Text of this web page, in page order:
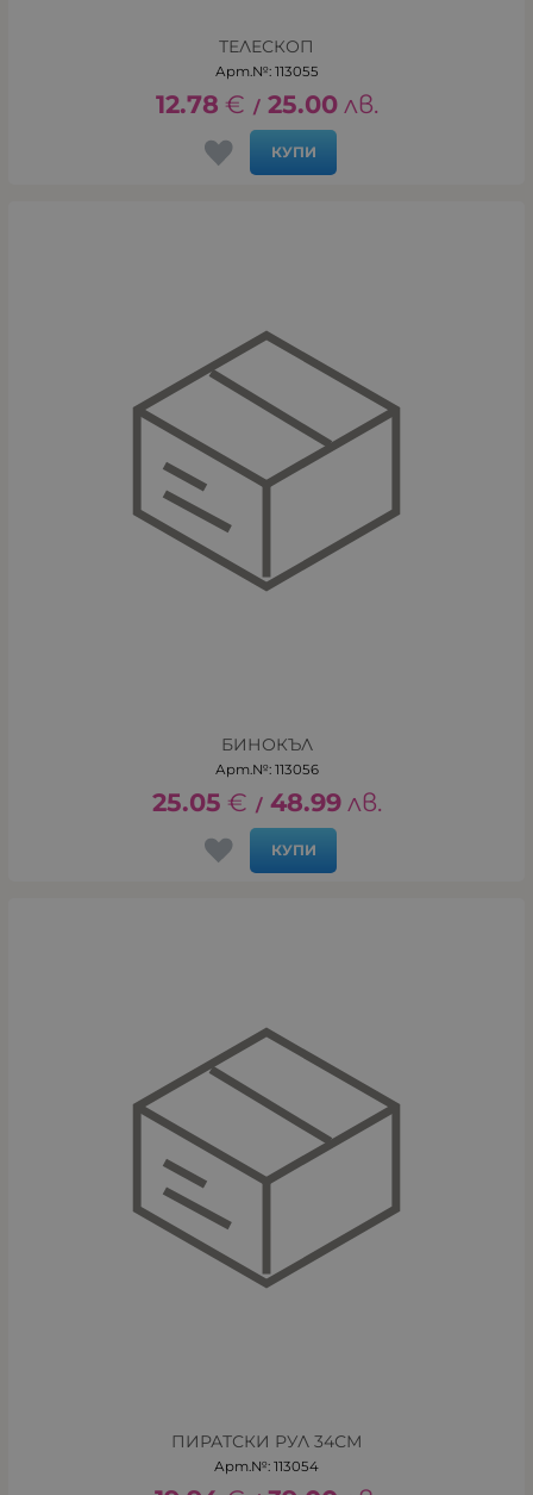
ТЕЛЕСКОП
Арт.№: 113055
12.78 € / 25.00 лв.
КУПИ
БИНОКЪЛ
Арт.№: 113056
25.05 € / 48.99 лв.
КУПИ
ПИРАТСКИ РУЛ 34СМ
Арт.№: 113054